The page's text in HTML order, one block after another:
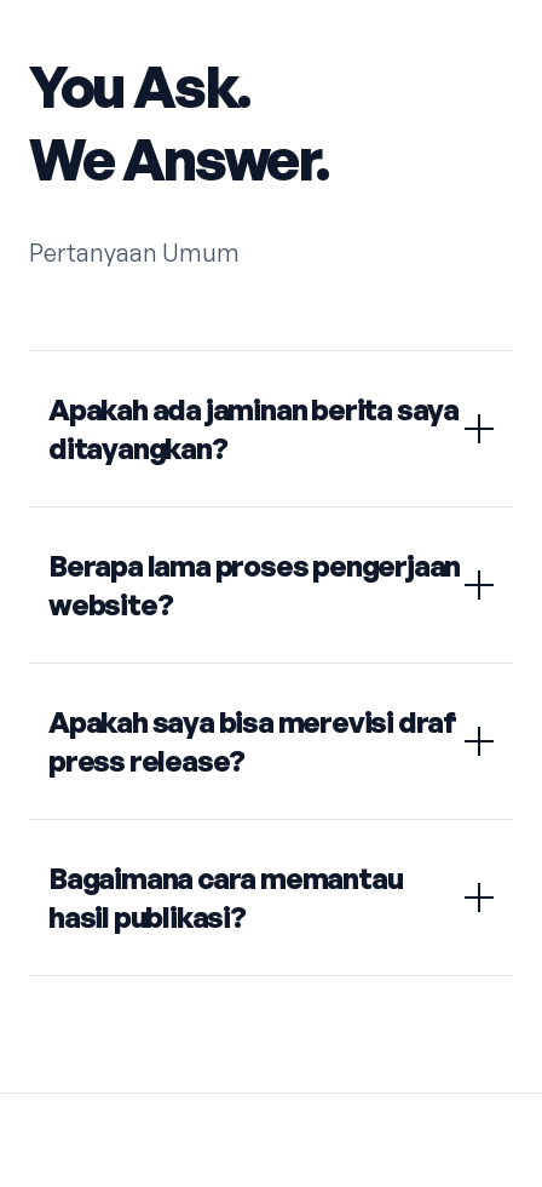
You Ask.
We Answer.
Pertanyaan Umum
Apakah ada jaminan berita saya
ditayangkan?
Berapa lama proses pengerjaan
website?
Apakah saya bisa merevisi draf
press release?
Bagaimana cara memantau
hasil publikasi?